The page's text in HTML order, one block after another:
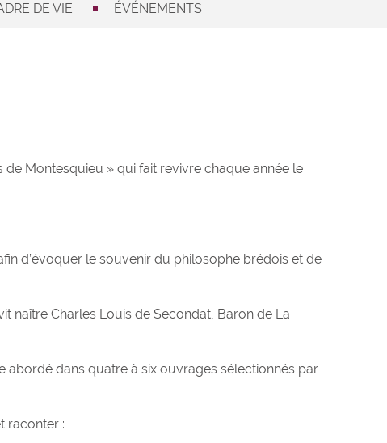
DE VIE ÉVÉNEMENTS
Montesquieu » qui fait revivre chaque année le
d’évoquer le souvenir du philosophe brédois et de
naître Charles Louis de Secondat, Baron de La
dans quatre à six ouvrages sélectionnés par
raconter :